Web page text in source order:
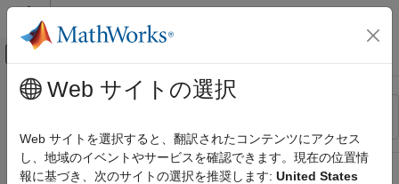
コンテンツへスキップ
オフキャンバス ナビゲーション メ
リソース
ステータス
メインコンテンツ
Web サイトの選択
Web サイトを選択すると、翻訳されたコンテンツにアクセス
し、地域のイベントやサービスを確認できます。現在の位置情
報に基づき、次のサイトの選択を推奨します: United States